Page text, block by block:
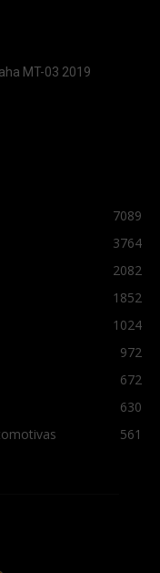
MT-03 2019
7089
3764
2082
1852
1024
972
672
630
561